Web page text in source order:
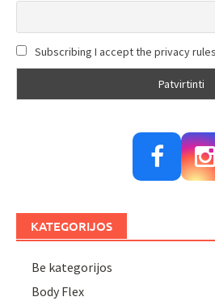
Subscribing I accept the privacy
KATEGORIJOS
Be kategorijos
Body Flex